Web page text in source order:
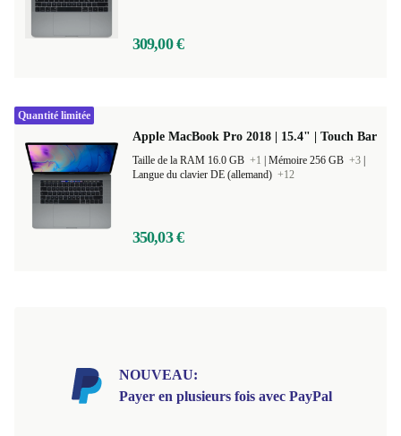
309,00 €
Apple MacBook Pro 2018 | 15.4" | Touch Bar
Taille de la RAM 16.0 GB +1 Mémoire 256 GB +3
Langue du clavier DE (allemand) +12
350,03 €
Quantité limitée
NOUVEAU:
Payer en plusieurs fois avec PayPal